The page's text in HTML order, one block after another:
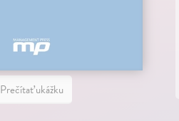
Prečítať ukážku